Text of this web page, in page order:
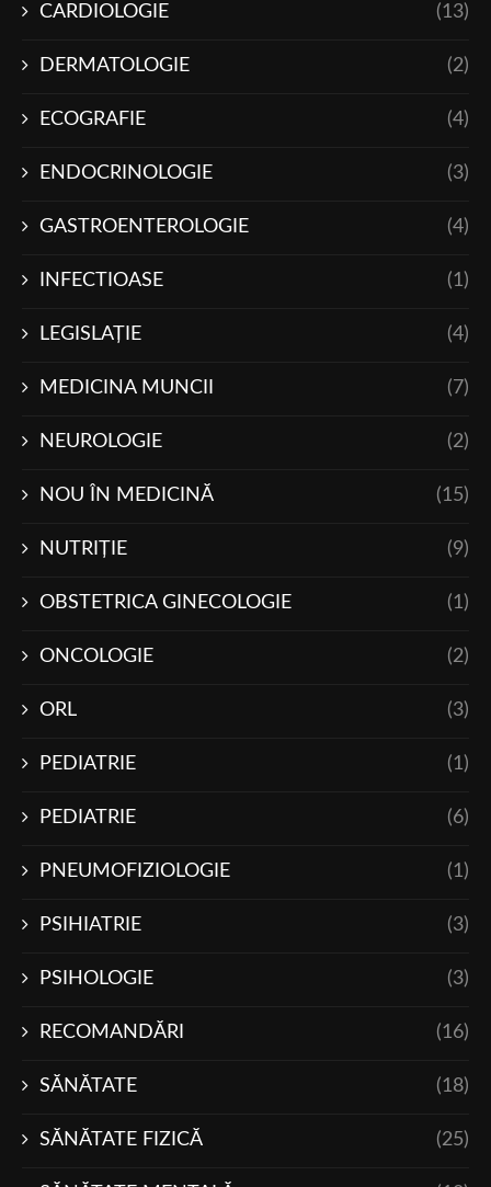
CARDIOLOGIE (13)
DERMATOLOGIE (2)
ECOGRAFIE (4)
ENDOCRINOLOGIE (3)
GASTROENTEROLOGIE (4)
INFECTIOASE (1)
LEGISLAŢIE (4)
MEDICINA MUNCII (7)
NEUROLOGIE (2)
NOU ÎN MEDICINĂ (15)
NUTRIŢIE (9)
OBSTETRICA GINECOLOGIE (1)
ONCOLOGIE (2)
ORL (3)
PEDIATRIE (1)
PEDIATRIE (6)
PNEUMOFIZIOLOGIE (1)
PSIHIATRIE (3)
PSIHOLOGIE (3)
RECOMANDĂRI (16)
SĂNĂTATE (18)
SĂNĂTATE FIZICĂ (25)